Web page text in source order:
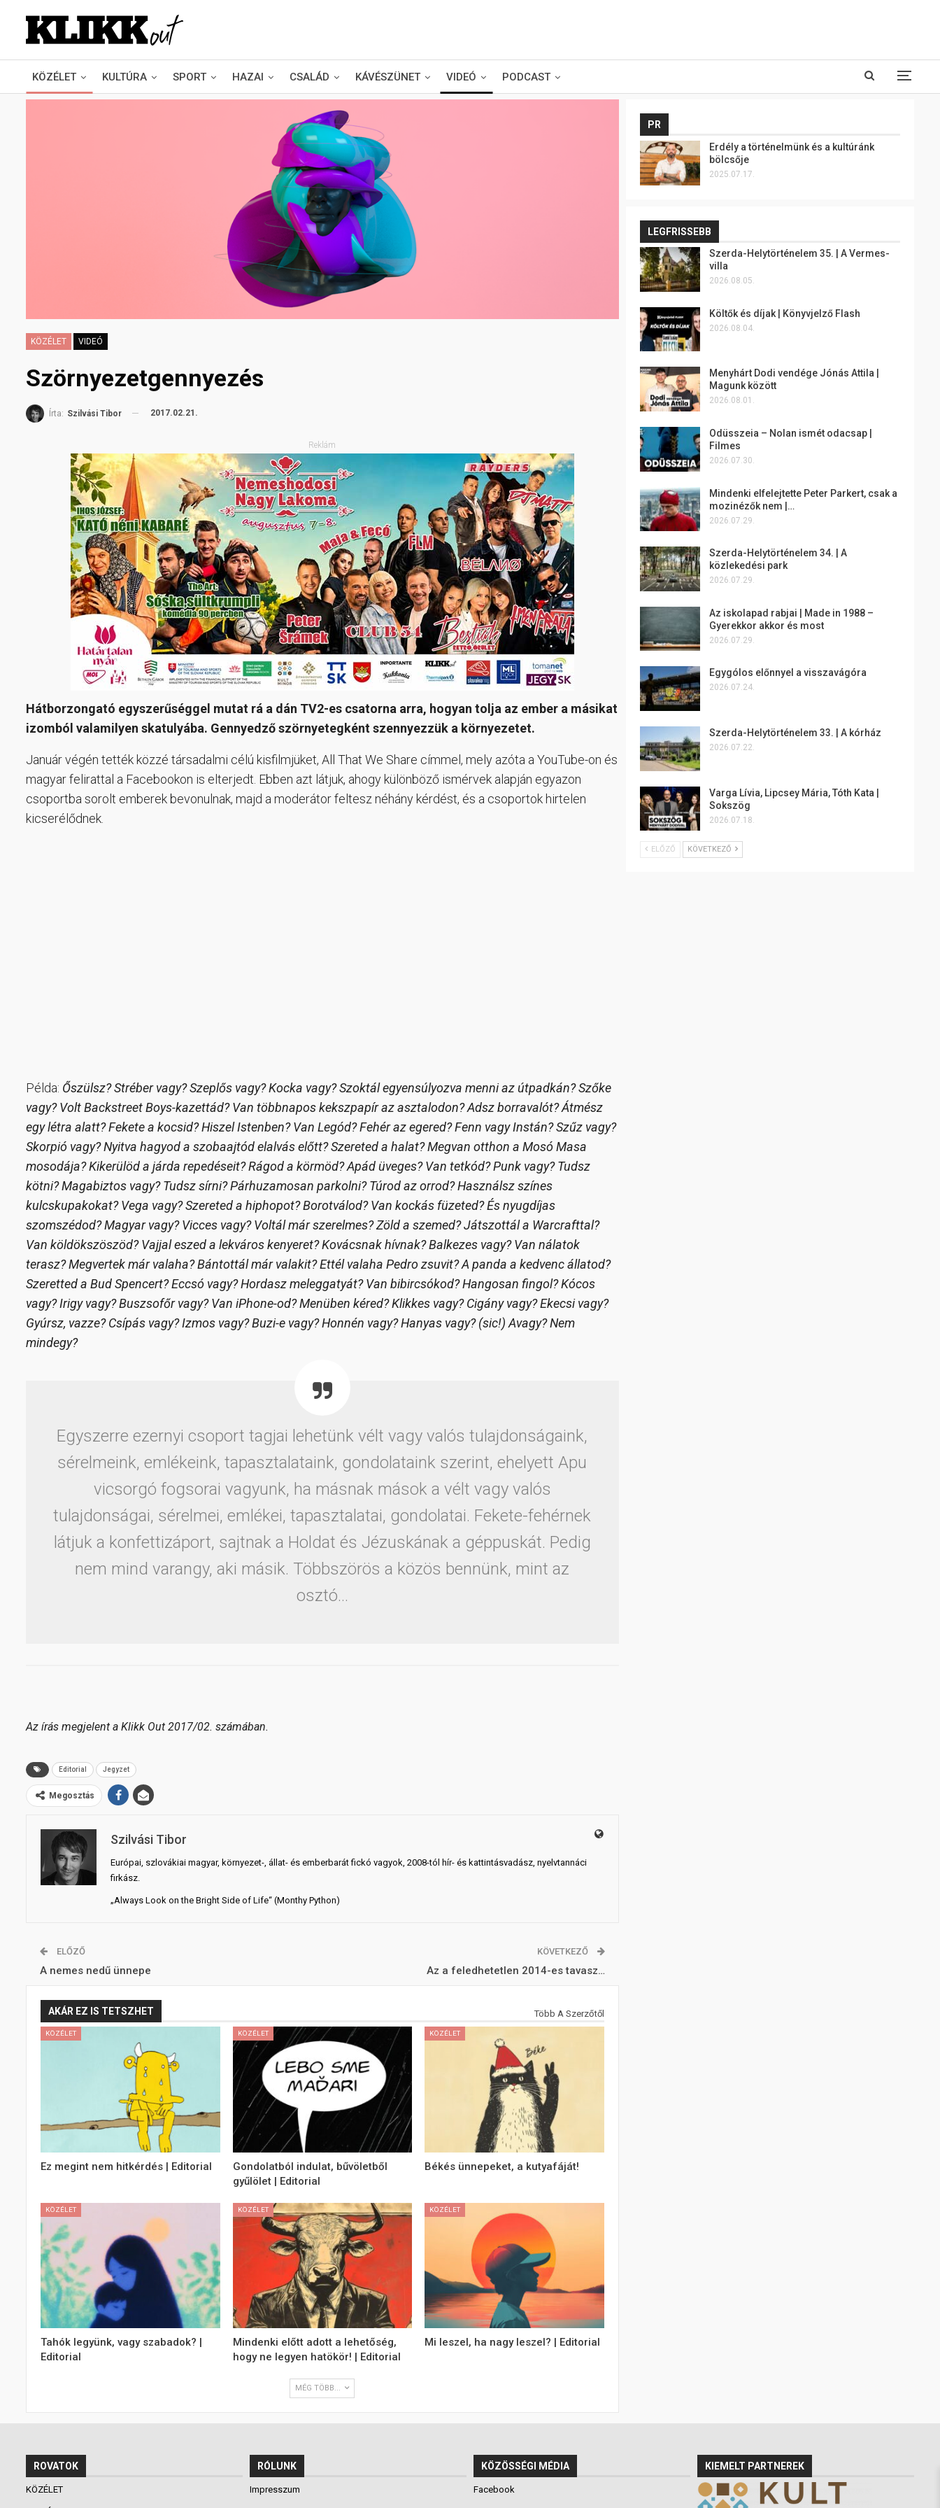
KÖZÉLET KULTÚRA SPORT HAZAI CSALÁD KÁVÉSZÜNET VIDEÓ PODCAST
KÖZÉLET VIDEÓ
Szörnyezetgennyezés
Írta: Szilvási Tibor 2017.02.21.
Reklám
Hátborzongató egyszerűséggel mutat rá a dán TV2-es csatorna arra, hogyan tolja az ember a másikat
izomból valamilyen skatulyába. Gennyedző szörnyetegként szennyezzük a környezetet.
Január végén tették közzé társadalmi célú kisfilmjüket, All That We Share címmel, mely azóta a YouTube-on és
magyar felirattal a Facebookon is elterjedt. Ebben azt látjuk, ahogy különböző ismérvek alapján egyazon
csoportba sorolt emberek bevonulnak, majd a moderátor feltesz néhány kérdést, és a csoportok hirtelen
kicserélődnek.
Példa: Őszülsz? Stréber vagy? Szeplős vagy? Kocka vagy? Szoktál egyensúlyozva menni az útpadkán? Szőke
vagy? Volt Backstreet Boys-kazettád? Van többnapos kekszpapír az asztalodon? Adsz borravalót? Átmész
egy létra alatt? Fekete a kocsid? Hiszel Istenben? Van Legód? Fehér az egered? Fenn vagy Instán? Szűz vagy?
Skorpió vagy? Nyitva hagyod a szobaajtód elalvás előtt? Szereted a halat? Megvan otthon a Mosó Masa
mosodája? Kikerülöd a járda repedéseit? Rágod a körmöd? Apád üveges? Van tetkód? Punk vagy? Tudsz
kötni? Magabiztos vagy? Tudsz sírni? Párhuzamosan parkolni? Túrod az orrod? Használsz színes
kulcskupakokat? Vega vagy? Szereted a hiphopot? Borotválod? Van kockás füzeted? És nyugdíjas
szomszédod? Magyar vagy? Vicces vagy? Voltál már szerelmes? Zöld a szemed? Játszottál a Warcrafttal?
Van köldökszöszöd? Vajjal eszed a lekváros kenyeret? Kovácsnak hívnak? Balkezes vagy? Van nálatok
terasz? Megvertek már valaha? Bántottál már valakit? Ettél valaha Pedro zsuvit? A panda a kedvenc állatod?
Szeretted a Bud Spencert? Eccsó vagy? Hordasz meleggatyát? Van bibircsókod? Hangosan fingol? Kócos
vagy? Irigy vagy? Buszsofőr vagy? Van iPhone-od? Menüben kéred? Klikkes vagy? Cigány vagy? Ekecsi vagy?
Gyúrsz, vazze? Csípás vagy? Izmos vagy? Buzi-e vagy? Honnén vagy? Hanyas vagy? (sic!) Avagy? Nem
mindegy?
Egyszerre ezernyi csoport tagjai lehetünk vélt vagy valós tulajdonságaink,
sérelmeink, emlékeink, tapasztalataink, gondolataink szerint, ehelyett Apu
vicsorgó fogsorai vagyunk, ha másnak mások a vélt vagy valós
tulajdonságai, sérelmei, emlékei, tapasztalatai, gondolatai. Fekete-fehérnek
látjuk a konfettizáport, sajtnak a Holdat és Jézuskának a géppuskát. Pedig
nem mind varangy, aki másik. Többszörös a közös bennünk, mint az
osztó…
Az írás megjelent a Klikk Out 2017/02. számában.
Editorial Jegyzet
Megosztás
Szilvási Tibor
Európai, szlovákiai magyar, környezet-, állat- és emberbarát fickó vagyok, 2008-tól hír- és kattintásvadász, nyelvtannáci
firkász.
„Always Look on the Bright Side of Life“ (Monthy Python)
ELŐZŐ
A nemes nedű ünnepe
KÖVETKEZŐ
Az a feledhetetlen 2014-es tavasz…
AKÁR EZ IS TETSZHET Több A Szerzőtől
KÖZÉLET
Ez megint nem hitkérdés | Editorial
KÖZÉLET
Gondolatból indulat, bűvöletből
gyűlölet | Editorial
KÖZÉLET
Békés ünnepeket, a kutyafáját!
KÖZÉLET
Tahók legyünk, vagy szabadok? |
Editorial
KÖZÉLET
Mindenki előtt adott a lehetőség,
hogy ne legyen hatökör! | Editorial
KÖZÉLET
Mi leszel, ha nagy leszel? | Editorial
MÉG TÖBB...
PR
Erdély a történelmünk és a kultúránk
bölcsője
2025.07.17.
LEGFRISSEBB
Szerda-Helytörténelem 35. | A Vermes-
villa
2026.08.05.
Költők és díjak | Könyvjelző Flash
2026.08.04.
Menyhárt Dodi vendége Jónás Attila |
Magunk között
2026.08.01.
Odüsszeia – Nolan ismét odacsap |
Filmes
2026.07.30.
Mindenki elfelejtette Peter Parkert, csak a
mozinézők nem |…
2026.07.29.
Szerda-Helytörténelem 34. | A
közlekedési park
2026.07.29.
Az iskolapad rabjai | Made in 1988 –
Gyerekkor akkor és most
2026.07.29.
Egygólos előnnyel a visszavágóra
2026.07.24.
Szerda-Helytörténelem 33. | A kórház
2026.07.22.
Varga Lívia, Lipcsey Mária, Tóth Kata |
Sokszög
2026.07.18.
ELŐZŐ KÖVETKEZŐ
ROVATOK
KÖZÉLET
RÓLUNK
Impresszum
KÖZÖSSÉGI MÉDIA
Facebook
KIEMELT PARTNEREK